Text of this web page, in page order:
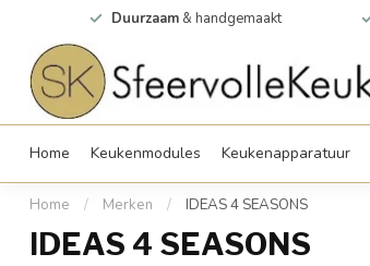
Duurzaam & handgemaakt
Home Keukenmodules Keukenapparatuur
Home / Merken / IDEAS 4 SEASONS
IDEAS 4 SEASONS